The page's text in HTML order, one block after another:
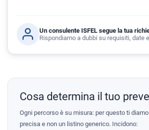
Un consulente ISFEL segue la tua
Rispondiamo a dubbi su requisiti, date
Cosa determina il tuo
Ogni percorso è su misura: per questo ti
precisa e non un listino generico. Incidono: